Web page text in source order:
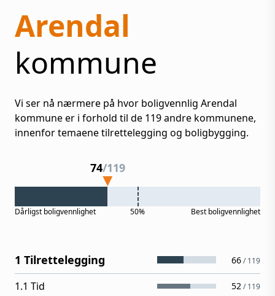
Arendal
kommune
Vi ser nå nærmere på hvor boligvennlig Arendal
kommune er i forhold til de 119andre kommunene,
innenfor temaene tilrettelegging og boligbygging.
74/119
Dårligst boligvennlighet 50% Best boligvennlighet
1 Tilrettelegging 66/119
1.1 Tid 52/119